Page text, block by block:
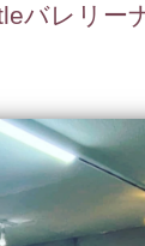
レリー